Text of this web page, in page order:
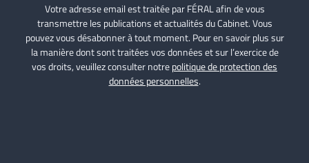
Votre adresse email est traitée par FÉRAL afin de vous
transmettre les publications et actualités du Cabinet. Vous
pouvez vous désabonner à tout moment. Pour en savoir plus sur
la manière dont sont traitées vos données et sur l’exercice de
vos droits, veuillez consulter notrepolitique de protection des
données personnelles.